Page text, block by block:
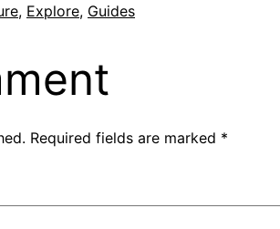
, Explore, Guides
Required fields are marked *